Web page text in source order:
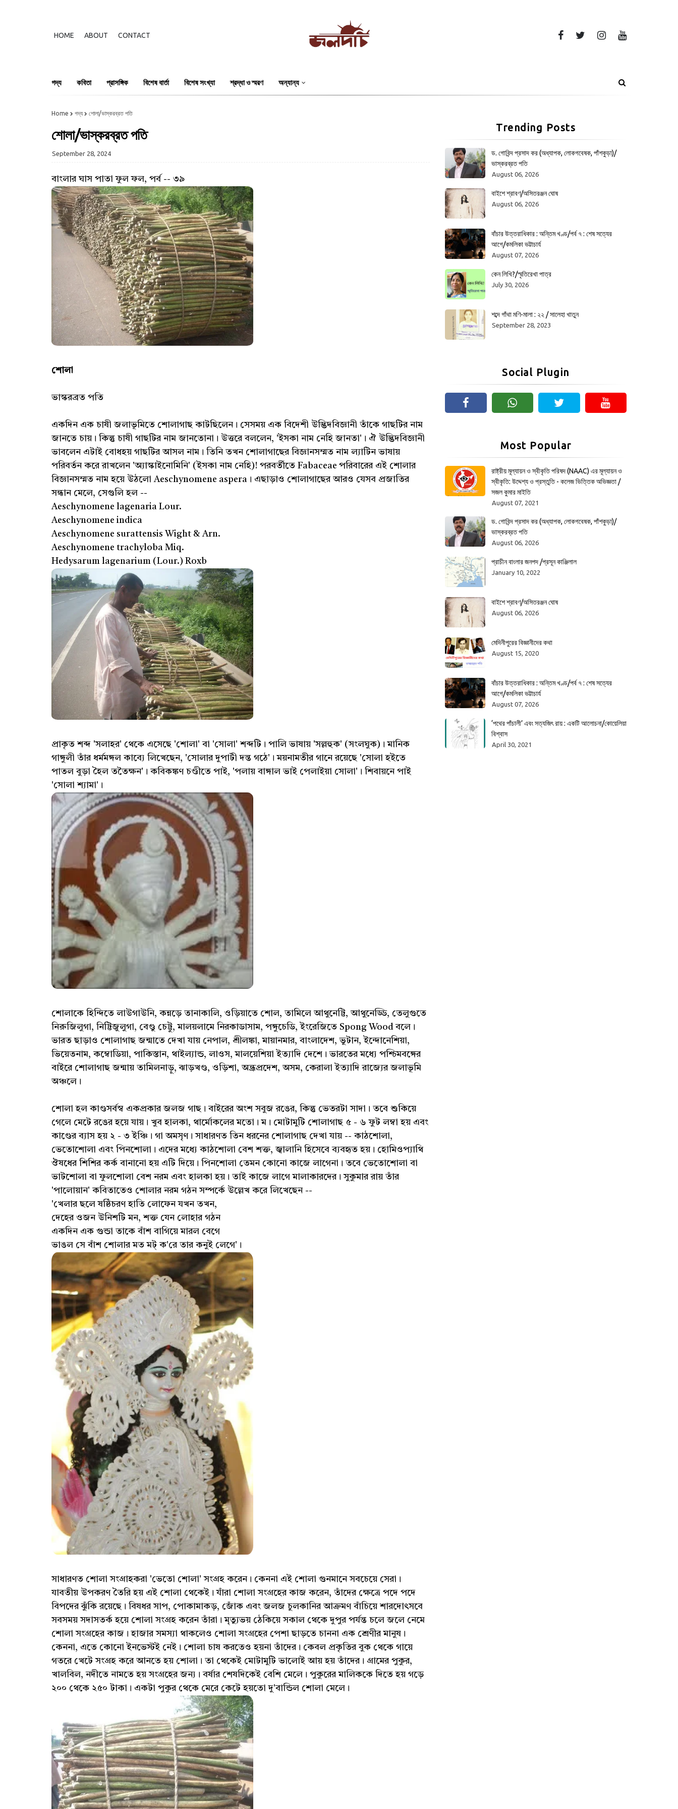
HOME ABOUT CONTACT
গদ্য কবিতা প্রাসঙ্গিক বিশেষ বার্তা বিশেষ সংখ্যা শ্রদ্ধা ও স্মরণ অন্যান্য
Home গদ্য শোলা/ভাস্করব্রত পতি
শোলা/ভাস্করব্রত পতি
September 28, 2024
বাংলার ঘাস পাতা ফুল ফল, পর্ব -- ৩৯
শোলা
ভাস্করব্রত পতি
একদিন এক চাষী জলাভূমিতে শোলাগাছ কাটছিলেন। সেসময় এক বিদেশী উদ্ভিদবিজ্ঞানী তাঁকে গাছটির নাম
জানতে চায়। কিন্তু চাষী গাছটির নাম জানতোনা। উত্তরে বললেন, 'ইসকা নাম নেহি জানতা'। ঐ উদ্ভিদবিজ্ঞানী
ভাবলেন এটাই বোধহয় গাছটির আসল নাম। তিনি তখন শোলাগাছের বিজ্ঞানসম্মত নাম ল্যাটিন ভাষায়
পরিবর্তন করে রাখলেন 'অ্যাস্কাইনোমিনি' (ইসকা নাম নেহি)! পরবর্তীতে Fabaceae পরিবারের এই শোলার
বিজ্ঞানসম্মত নাম হয়ে উঠলো Aeschynomene aspera। এছাড়াও শোলাগাছের আরও যেসব প্রজাতির
সন্ধান মেলে, সেগুলি হল --
Aeschynomene lagenaria Lour.
Aeschynomene indica
Aeschynomene surattensis Wight & Arn.
Aeschynomene trachyloba Miq.
Hedysarum lagenarium (Lour.) Roxb
প্রাকৃত শব্দ 'সলাহর' থেকে এসেছে 'শোলা' বা 'সোলা' শব্দটি। পালি ভাষায় 'সল্লহুক' (সংলঘুক)। মানিক
গাঙ্গুলী তাঁর ধর্মমঙ্গল কাব্যে লিখেছেন, 'সোলার দুপাটী দন্ত গঠে'। ময়নামতীর গানে রয়েছে 'সোলা হইতে
পাতল বুড়া হৈল ততৈক্ষন'। কবিকঙ্কণ চণ্ডীতে পাই, 'পলায় বাঙ্গাল ভাই পেলাইয়া সোলা'। শিবায়নে পাই
'সোলা শ্যামা'।
শোলাকে হিন্দিতে লাউগাউনি, কন্নড়ে তানাকালি, ওড়িয়াতে শোল, তামিলে আথুনেট্টি, আথুনেড্ডি, তেলুগুতে
নিরুজিলুগা, নিট্টিজুলুগা, বেণ্ডু চেট্টু, মালয়লামে নিরকাডাসাম, পঙ্গুচেডি, ইংরেজিতে Spong Wood বলে।
ভারত ছাড়াও শোলাগাছ জন্মাতে দেখা যায় নেপাল, শ্রীলঙ্কা, মায়ানমার, বাংলাদেশ, ভুটান, ইন্দোনেশিয়া,
ভিয়েতনাম, কম্বোডিয়া, পাকিস্তান, থাইল্যান্ড, লাওস, মালয়েশিয়া ইত্যাদি দেশে। ভারতের মধ্যে পশ্চিমবঙ্গের
বাইরে শোলাগাছ জন্মায় তামিলনাড়ু, ঝাড়খণ্ড, ওড়িশা, অন্ধ্রপ্রদেশ, অসম, কেরালা ইত্যাদি রাজ্যের জলাভূমি
অঞ্চলে।
শোলা হল কাণ্ডসর্বস্ব একপ্রকার জলজ গাছ। বাইরের অংশ সবুজ রঙের, কিন্তু ভেতরটা সাদা। তবে শুকিয়ে
গেলে মেটে রঙের হয়ে যায়। খুব হালকা, থার্মোকলের মতো। ম। মোটামুটি শোলাগাছ ৫ - ৬ ফুট লম্বা হয় এবং
কাণ্ডের ব্যাস হয় ২ - ৩ ইঞ্চি। গা অমসৃণ। সাধারণত তিন ধরনের শোলাগাছ দেখা যায় -- কাঠশোলা,
ভেতোশোলা এবং পিনশোলা। এদের মধ্যে কাঠশোলা বেশ শক্ত, জ্বালানি হিসেবে ব্যবহৃত হয়। হোমিওপ্যাথি
ঔষধের শিশির কর্ক বানানো হয় এটি দিয়ে। পিনশোলা তেমন কোনো কাজে লাগেনা। তবে ভেতোশোলা বা
ভাটশোলা বা ফুলশোলা বেশ নরম এবং হালকা হয়। তাই কাজে লাগে মালাকারদের। সুকুমার রায় তাঁর
'পালোয়ান' কবিতাতেও শোলার নরম গঠন সম্পর্কে উল্লেখ করে লিখেছেন --
'খেলার ছলে ষষ্ঠিচরণ হাতি লোফেন যখন তখন,
দেহের ওজন উনিশটি মন, শক্ত যেন লোহার গঠন
একদিন এক গুন্ডা তাকে বাঁশ বাগিয়ে মারল বেগে
ভাঙল সে বাঁশ শোলার মত মট্ ক'রে তার কনুই লেগে'।
সাধারণত শোলা সংগ্রাহকরা 'ভেতো শোলা' সংগ্রহ করেন। কেননা এই শোলা গুনমানে সবচেয়ে সেরা।
যাবতীয় উপকরণ তৈরি হয় এই শোলা থেকেই। যাঁরা শোলা সংগ্রহের কাজ করেন, তাঁদের ক্ষেত্রে পদে পদে
বিপদের ঝুঁকি রয়েছে। বিষধর সাপ, পোকামাকড়, জোঁক এবং জলজ চুলকানির আক্রমণ বাঁচিয়ে শারদোৎসবে
সবসময় সদাসতর্ক হয়ে শোলা সংগ্রহ করেন তাঁরা। মৃত্যুভয় ঠেকিয়ে সকাল থেকে দুপুর পর্যন্ত চলে জলে নেমে
শোলা সংগ্রহের কাজ। হাজার সমস্যা থাকলেও শোলা সংগ্রহের পেশা ছাড়তে চাননা এক শ্রেণীর মানুষ।
কেননা, এতে কোনো ইনভেস্টই নেই। শোলা চাষ করতেও হয়না তাঁদের। কেবল প্রকৃতির বুক থেকে গায়ে
গতরে খেটে সংগ্রহ করে আনতে হয় শোলা। তা থেকেই মোটামুটি ভালোই আয় হয় তাঁদের। গ্রামের পুকুর,
খালবিল, নদীতে নামতে হয় সংগ্রহের জন্য। বর্ষার শেষদিকেই বেশি মেলে। পুকুরের মালিককে দিতে হয় গড়ে
২০০ থেকে ২৫০ টাকা। একটা পুকুর থেকে মেরে কেটে হয়তো দু'বান্ডিল শোলা মেলে।
Trending Posts
ড. গোবিন্দ প্রসাদ কর (অধ্যাপক, লোকগবেষক, পাঁশকুড়া)/
ভাস্করব্রত পতি
August 06, 2026
বাইশে শ্রাবণ/অসিতরঞ্জন ঘোষ
August 06, 2026
বাঁচার উত্তরাধিকার : অন্তিম খণ্ড/পর্ব ৭ : শেষ সত্যের
আগে/কমলিকা ভট্টাচার্য
August 07, 2026
কেন লিখি?/স্মৃতিরেখা পাত্র
July 30, 2026
শব্দে গাঁথা মণি-মালা : ২২ / সালেহা খাতুন
September 28, 2023
Social Plugin
Most Popular
রাষ্ট্রীয় মূল্যায়ন ও স্বীকৃতি পরিষদ (NAAC) এর মূল্যায়ন ও
স্বীকৃতি: উদ্দেশ্য ও প্রস্তুতি - কলেজ ভিত্তিক অভিজ্ঞতা /
সজল কুমার মাইতি
August 07, 2021
ড. গোবিন্দ প্রসাদ কর (অধ্যাপক, লোকগবেষক, পাঁশকুড়া)/
ভাস্করব্রত পতি
August 06, 2026
প্রাচীন বাংলার জনপদ /প্রসূন কাঞ্জিলাল
January 10, 2022
বাইশে শ্রাবণ/অসিতরঞ্জন ঘোষ
August 06, 2026
মেদিনীপুরের বিজ্ঞানীদের কথা
August 15, 2020
বাঁচার উত্তরাধিকার : অন্তিম খণ্ড/পর্ব ৭ : শেষ সত্যের
আগে/কমলিকা ভট্টাচার্য
August 07, 2026
‘পথের পাঁচালী’ এবং সত্যজিৎ রায় : একটি আলোচনা/কোয়েলিয়া
বিশ্বাস
April 30, 2021